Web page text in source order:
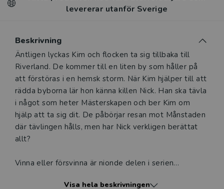
levererar utanför Sverige
Beskrivning
Beskrivning
Äntligen lyckas Kim och flocken ta sig tillbaka till
Riverland. De kommer till en liten by som håller på
att förstöras i en hemsk storm. När Kim hjälper till att
rädda byborna lär hon känna killen Nick. Han ska tävla
i något som heter Mästerskapen och ber Kim om
hjälp att ta sig dit. De påbörjar resan mot Månstaden
där tävlingen hålls, men har Nick verkligen berättat
allt?
Vinna eller försvinna är nionde delen i serien
och hennes flock hundar och deras kamp mot fienden
Visa hela beskrivningen